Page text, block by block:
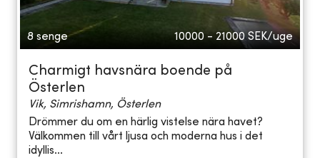
8 senge 10000 - 21000 SEK/uge
Charmigt havsnära boende på
Österlen
Vik, Simrishamn, Österlen
Drömmer du om en härlig vistelse nära havet?
Välkommen till vårt ljusa och moderna hus i det
idyllis...